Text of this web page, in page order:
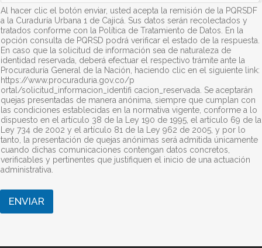
d
e
a
c
e
p
t
a
c
i
ó
n
d
e
c
o
Al hacer clic el botón enviar, usted acepta la remisión de la PQRSDF
a la Curaduría Urbana 1 de Cajicá. Sus datos serán recolectados y
tratados conforme con la Política de Tratamiento de Datos. En la
opción consulta de PQRSD podrá verificar el estado de la respuesta.
En caso que la solicitud de información sea de naturaleza de
identidad reservada, deberá efectuar el respectivo trámite ante la
Procuraduría General de la Nación, haciendo clic en el siguiente link:
https://www.procuraduria.gov.co/p
ortal/solicitud_informacion_identifi cacion_reservada. Se aceptarán
quejas presentadas de manera anónima, siempre que cumplan con
las condiciones establecidas en la normativa vigente, conforme a lo
dispuesto en el artículo 38 de la Ley 190 de 1995, el artículo 69 de la
Ley 734 de 2002 y el artículo 81 de la Ley 962 de 2005, y por lo
tanto, la presentación de quejas anónimas será admitida únicamente
cuando dichas comunicaciones contengan datos concretos,
verificables y pertinentes que justifiquen el inicio de una actuación
administrativa.
ENVIAR